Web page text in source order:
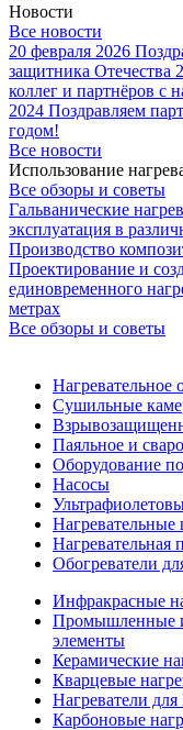
Новости
Все новости
20 февраля 2026
защитника Отечества
коллег и партнёров с
2024 Поздравляем
годом!
Все новости
Использование
Все обзоры и советы
Гальванические
эксплуатация в
Производство
Проектирование и
единовременного
метрах
Все обзоры и советы
Нагревательное
Сушильные
Паяльное и
Оборудование
Насосы
Нагревательные
Нагревательная
Обогреватели
Инфракрасные
Промышленные
элементы
Керамические
Кварцевые
Нагреватели
Карбоновые